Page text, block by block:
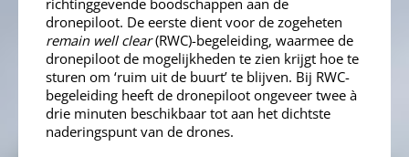
dronepiloot. De eerste dient voor de zogeheten
remain well clear(RWC)-begeleiding, waarmee de
dronepiloot de mogelijkheden te zien krijgt hoe te
sturen om ‘ruim uit de buurt’ te blijven. Bij RWC-
begeleiding heeft de dronepiloot ongeveer twee à
drie minuten beschikbaar tot aan het dichtste
naderingspunt van de drones.